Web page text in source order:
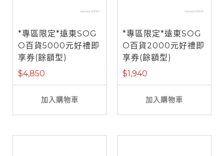
*專區限定*遠東SOG
O百貨5000元好禮即
享券(餘額型)
$4,850
加入購物車
*專區限定*遠東SOG
O百貨2000元好禮即
享券(餘額型)
$1,940
加入購物車